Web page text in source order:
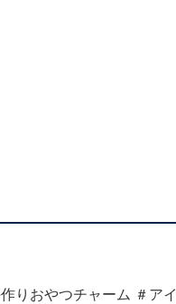
りおやつチャーム ＃ア